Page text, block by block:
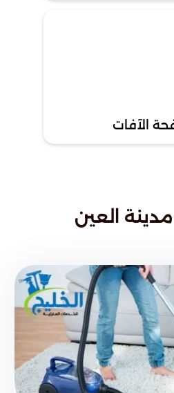
الآفات
العين